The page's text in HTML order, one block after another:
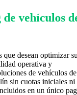
vehículos
que desean optimizar
operativa y
de vehículos de
sin cuotas iniciales ni
en un único